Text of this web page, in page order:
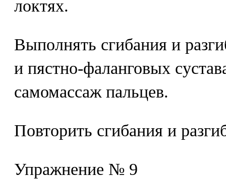
локтях.
Выполнять сгибания и
и пястно-фаланговых
самомассаж пальцев.
Повторить сгибания и
Упражнение № 9